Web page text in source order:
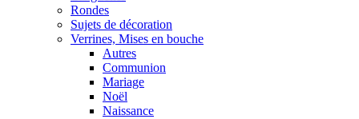
Rondes
Sujets de décoration
Verrines, Mises en bouche
Autres
Communion
Mariage
Noël
Naissance